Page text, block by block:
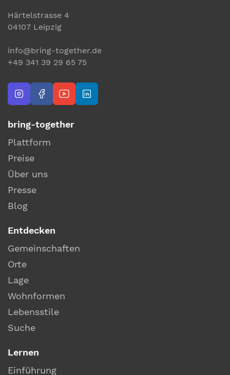
Härtelstrasse 4
04107 Leipzig
info@bring-together.de
+49 341 39 29 65 75
bring-together
Plattform
Preise
Über uns
Presse
Blog
Entdecken
Gemeinschaften
Orte
Lage
Wohnformen
Lebensstile
Suche
Lernen
Einführung